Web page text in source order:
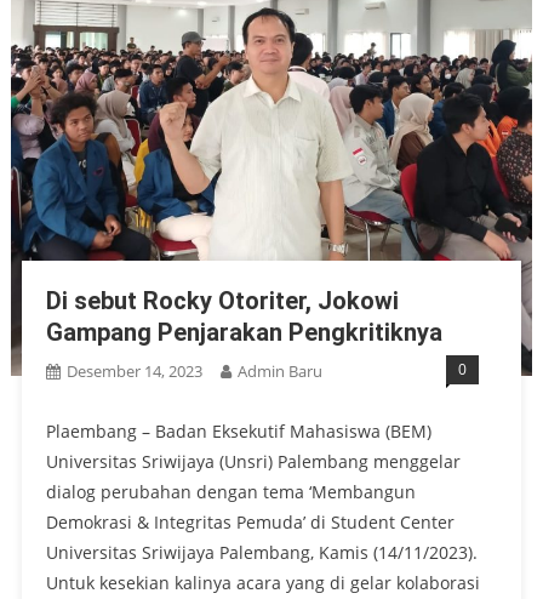
Di sebut Rocky Otoriter, Jokowi
Gampang Penjarakan Pengkritiknya
Desember 14, 2023 Admin Baru 0
Plaembang – Badan Eksekutif Mahasiswa (BEM)
Universitas Sriwijaya (Unsri) Palembang menggelar
dialog perubahan dengan tema ‘Membangun
Demokrasi & Integritas Pemuda’ di Student Center
Universitas Sriwijaya Palembang, Kamis (14/11/2023).
Untuk kesekian kalinya acara yang di gelar kolaborasi